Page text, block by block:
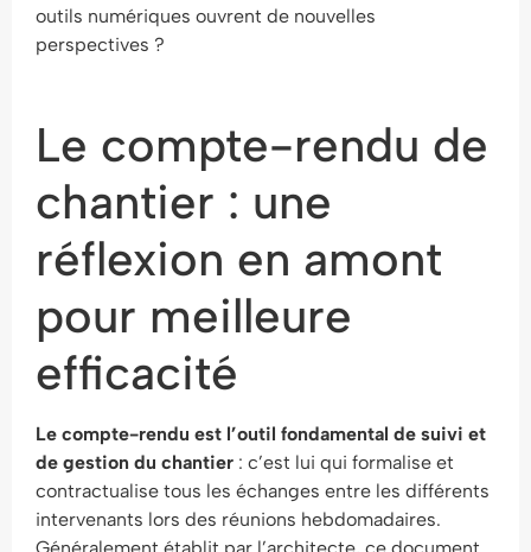
outils numériques ouvrent de nouvelles
perspectives ?
Le compte-rendu de
chantier : une
réflexion en amont
pour meilleure
efficacité
Le compte-rendu est l’outil fondamental de suivi et
de gestion du chantier : c’est lui qui formalise et
contractualise tous les échanges entre les différents
intervenants lors des réunions hebdomadaires.